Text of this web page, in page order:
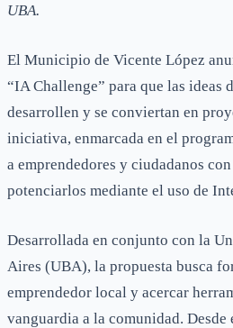
UBA.
El Municipio de Vicente López
“IA Challenge” para que las ideas
desarrollen y se conviertan en
iniciativa, enmarcada en el
a emprendedores y ciudadanos
potenciarlos mediante el uso de
Desarrollada en conjunto con la
Aires (UBA), la propuesta busca
emprendedor local y acercar
vanguardia a la comunidad.